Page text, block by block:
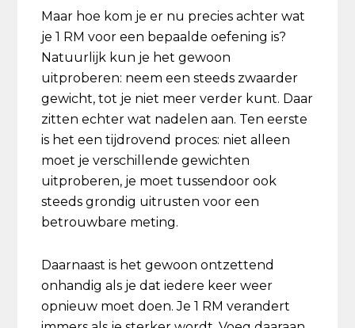
Maar hoe kom je er nu precies achter wat
je 1 RM voor een bepaalde oefening is?
Natuurlijk kun je het gewoon
uitproberen: neem een steeds zwaarder
gewicht, tot je niet meer verder kunt. Daar
zitten echter wat nadelen aan. Ten eerste
is het een tijdrovend proces: niet alleen
moet je verschillende gewichten
uitproberen, je moet tussendoor ook
steeds grondig uitrusten voor een
betrouwbare meting.
Daarnaast is het gewoon ontzettend
onhandig als je dat iedere keer weer
opnieuw moet doen. Je 1 RM verandert